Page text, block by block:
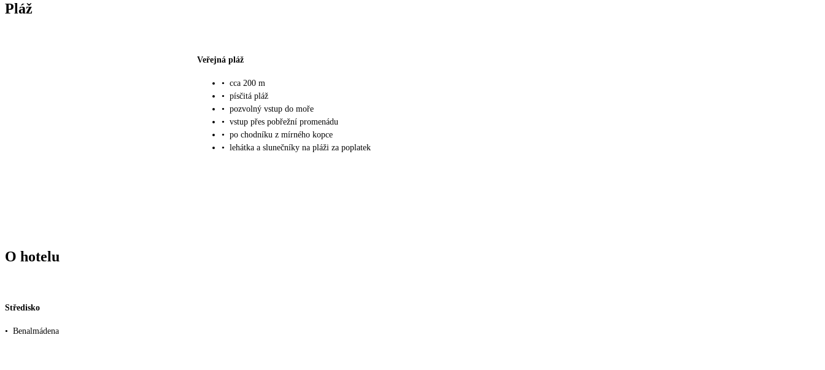
Pláž
Veřejná pláž
• cca 200 m
• písčitá pláž
• pozvolný vstup do moře
• vstup přes pobřežní promenádu
• po chodníku z mírného kopce
• lehátka a slunečníky na pláži za poplatek
O hotelu
Středisko
• Benalmádena